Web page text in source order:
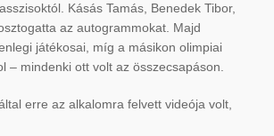
Kásás Tamás, Benedek Tibor,
az autogrammokat. Majd
játékosai, míg a másikon olimpiai
– mindenki ott volt az összecsapáson.
erre az alkalomra felvett videója volt,